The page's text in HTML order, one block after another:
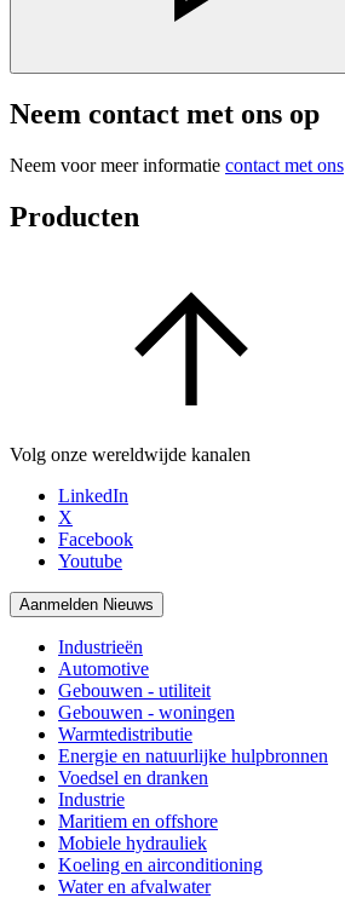
Neem contact met ons op
Neem voor meer informatie contact met ons
Producten
Volg onze wereldwijde kanalen
LinkedIn
X
Facebook
Youtube
Aanmelden Nieuws
Industrieën
Automotive
Gebouwen - utiliteit
Gebouwen - woningen
Warmtedistributie
Energie en natuurlijke hulpbronnen
Voedsel en dranken
Industrie
Maritiem en offshore
Mobiele hydrauliek
Koeling en airconditioning
Water en afvalwater